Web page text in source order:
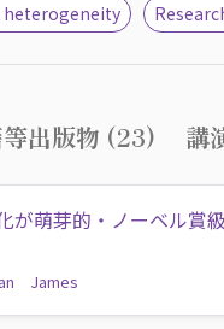
出版物 (23) 講
が萌芽的・ノーベル賞
James